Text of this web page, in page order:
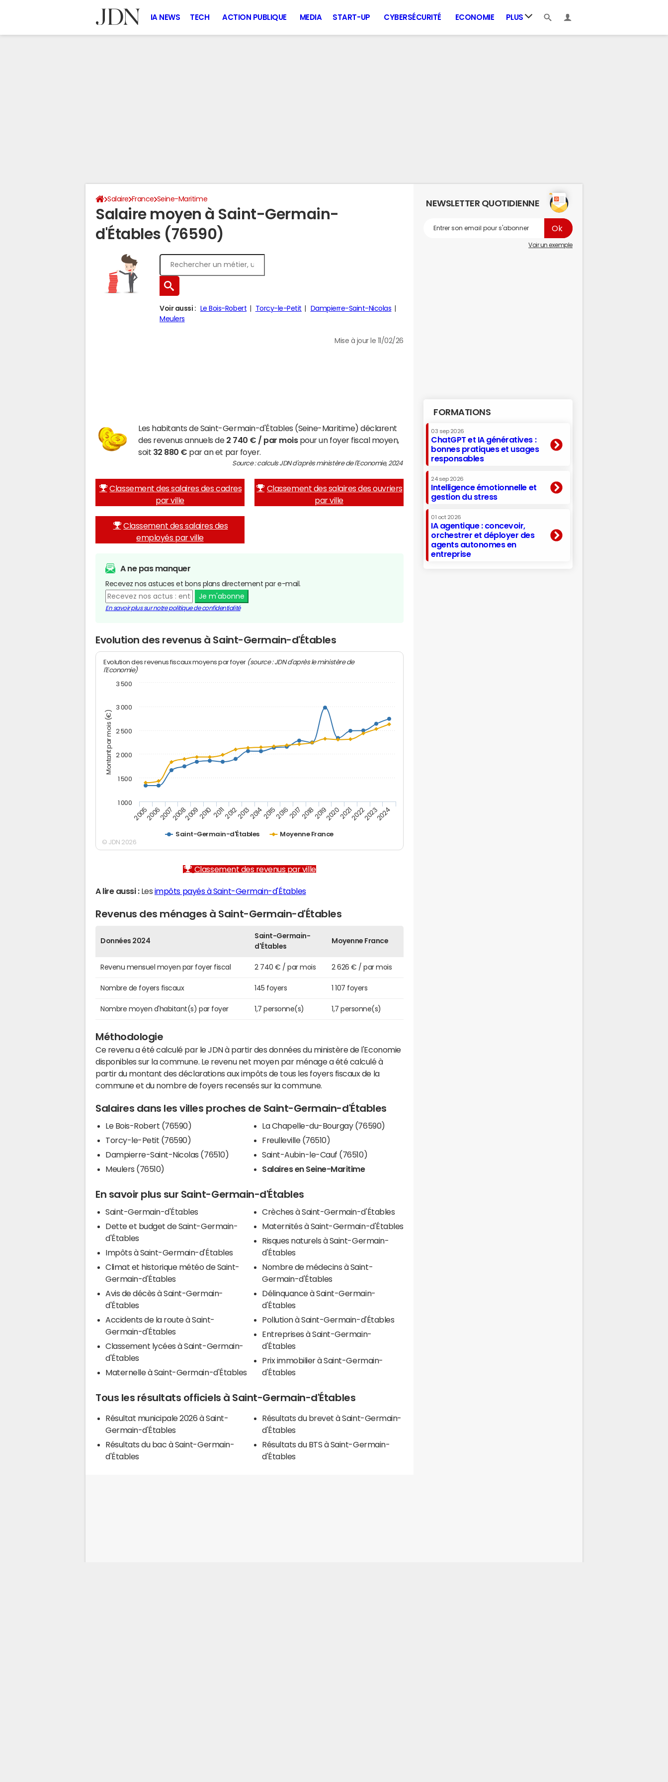
IA NEWS TECH ACTION PUBLIQUE MEDIA START-UP CYBERSÉCURITÉ ECONOMIE PLUS
Salaire France Seine-Maritime
Salaire moyen à Saint-Germain-
d'Étables (76590)
Voir aussi : Le Bois-Robert Torcy-le-Petit
Dampierre-Saint-Nicolas
Meulers
Mise à jour le 11/02/26
Les habitants de Saint-Germain-d'Étables (Seine-Maritime) déclarent
des revenus annuels de 2 740 € / par moispour un foyer fiscal moyen,
soit 32 880 € par an et par foyer.
Source : calculs JDN d'après ministère de l'Economie, 2024
Classement des salaires des cadres
par ville
Classement des salaires des ouvriers
par ville
Classement des salaires des
employés par ville
A ne pas manquer
Recevez nos astuces et bons plans directement par e-mail.
Je m'abonne
En savoir plus sur notre politique de confidentialité
Evolution des revenus à Saint-Germain-d'Étables
Montant par mois (€)
Evolution des revenus fiscaux moyens par foyer (source : JDN d'après le ministère de
l'Economie)
Saint-Germain-d'Étables Moyenne France
200520062007200820092010 20112012201320142015201620172018201920202021202220232024
1 000
1 500
2 000
2 500
3 000
3 500
© JDN 2026
Classement des revenus par ville
A lire aussi :Les impôts payés à Saint-Germain-d'Étables
Revenus des ménages à Saint-Germain-d'Étables
Données 2024
Saint-Germain-
d'Étables
Moyenne France
Revenu mensuel moyen par foyer fiscal 2 740 € / par mois 2 626 € / par mois
Nombre de foyers fiscaux 145 foyers 1 107 foyers
Nombre moyen d'habitant(s) par foyer 1,7 personne(s) 1,7 personne(s)
Méthodologie
Ce revenu a été calculé par le JDN à partir des données du ministère de l'Economie
disponibles sur la commune. Le revenu net moyen par ménage a été calculé à
partir du montant des déclarations aux impôts de tous les foyers fiscaux de la
commune et du nombre de foyers recensés sur la commune.
Salaires dans les villes proches de Saint-Germain-d'Étables
Le Bois-Robert (76590)
Torcy-le-Petit (76590)
Dampierre-Saint-Nicolas (76510)
Meulers (76510)
La Chapelle-du-Bourgay (76590)
Freulleville (76510)
Saint-Aubin-le-Cauf (76510)
Salaires en Seine-Maritime
En savoir plus sur Saint-Germain-d'Étables
Saint-Germain-d'Étables
Dette et budget de Saint-Germain-
d'Étables
Impôts à Saint-Germain-d'Étables
Climat et historique météo de Saint-
Germain-d'Étables
Avis de décès à Saint-Germain-
d'Étables
Accidents de la route à Saint-
Germain-d'Étables
Classement lycées à Saint-Germain-
d'Étables
Maternelle à Saint-Germain-d'Étables
Crèches à Saint-Germain-d'Étables
Maternités à Saint-Germain-d'Étables
Risques naturels à Saint-Germain-
d'Étables
Nombre de médecins à Saint-
Germain-d'Étables
Délinquance à Saint-Germain-
d'Étables
Pollution à Saint-Germain-d'Étables
Entreprises à Saint-Germain-
d'Étables
Prix immobilier à Saint-Germain-
d'Étables
Tous les résultats officiels à Saint-Germain-d'Étables
Résultat municipale 2026 à Saint-
Germain-d'Étables
Résultats du bac à Saint-Germain-
d'Étables
Résultats du brevet à Saint-Germain-
d'Étables
Résultats du BTS à Saint-Germain-
d'Étables
NEWSLETTER QUOTIDIENNE
Voir un exemple
FORMATIONS
03 sep 2026
ChatGPT et IA génératives :
bonnes pratiques et usages
responsables
24 sep 2026
Intelligence émotionnelle et
gestion du stress
01 oct 2026
IA agentique : concevoir,
orchestrer et déployer des
agents autonomes en
entreprise